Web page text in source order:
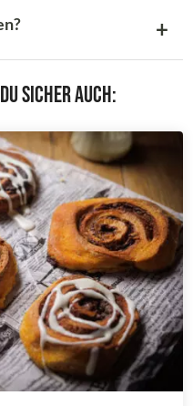
sicher auch: